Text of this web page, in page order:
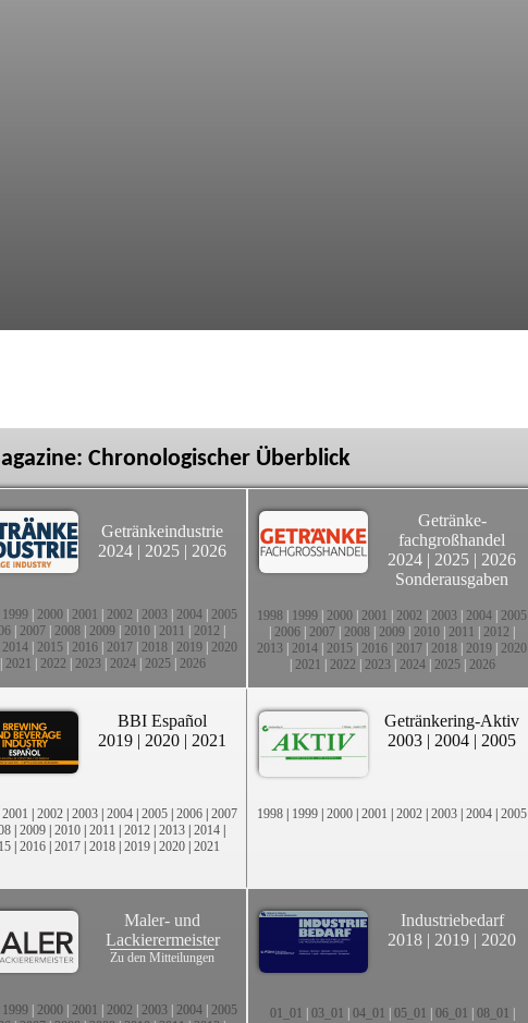
Chronologischer Überblick
Getränkeindustrie
2024 | 2025 | 2026
1999 2000 2001 2002 2003 2004 2005
2007 2008 2009 2010 2011 2012
2014 2015 2016 2017 2018 2019 2020
2021 2022 2023| 2024| 2025| 2026
Getränke-
fachgroßhandel
2024 | 2025 | 2026
Sonderausgaben
1998 1999 2000 2001 2002 2003 2004 2005
2006 2007 2008 2009 2010 2011 2012
2013 2014 2015 2016 2017 2018 2019 2020
2021 2022 2023| 2024| 2025| 2026
BBI Español
2019 | 2020 | 2021
2001 | 2002 | 2003 | 2004 | 2005 | 2006 | 2007
| 2009 | 2010 | 2011 | 2012 | 2013 | 2014 |
| 2016 | 2017 | 2018 | 2019 | 2020 | 2021
Getränkering-Aktiv
2003 | 2004 | 2005
1998 | 1999 | 2000 | 2001 | 2002 | 2003 | 2004 | 2005
Maler- und
Lackierermeister
Zu den Mitteilungen
1999 2000 2001 2002 2003 2004 2005
Industriebedarf
2018 | 2019 | 2020
01_01 03_01 04_01 05_01 06_01 08_01